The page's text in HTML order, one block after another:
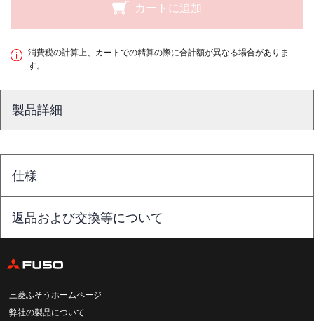
カートに追加
消費税の計算上、カートでの精算の際に合計額が異なる場合がありま
す。
製品詳細
仕様
返品および交換等について
三菱ふそうホームページ
弊社の製品について